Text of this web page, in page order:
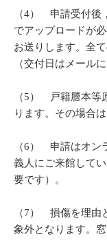
（4） 申請受付後
でアップロードが
お送りします。全
（交付日はメール
（5） 戸籍謄本等
ります。その場合
（6） 申請はオン
義人にご来館して
要です）。
（7） 損傷を理由
象外となります。